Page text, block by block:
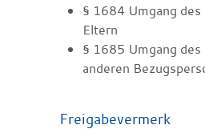
§ 1684 Umgang
Eltern
§ 1685 Umgang
anderen
Freigabevermerk